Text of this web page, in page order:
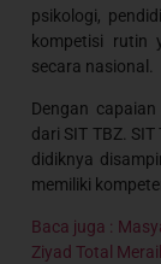
psikologi,
kompetisi rutin
secara nasional.
Dengan
dari SIT TBZ.
didiknya
memiliki
Baca juga :
Ziyad Total